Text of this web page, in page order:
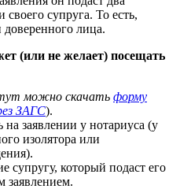
своего супруга. То есть,
лица.
(или не желает) посещать
можно скачать форму
ЗАГС).
заявлении у нотариуса (у
изолятора или
супругу, который подаст его
заявлением.